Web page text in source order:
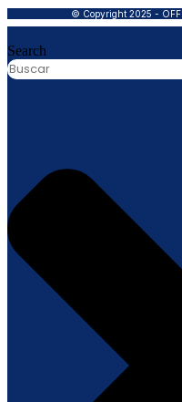
© Copyright 2025 - OFF
Search